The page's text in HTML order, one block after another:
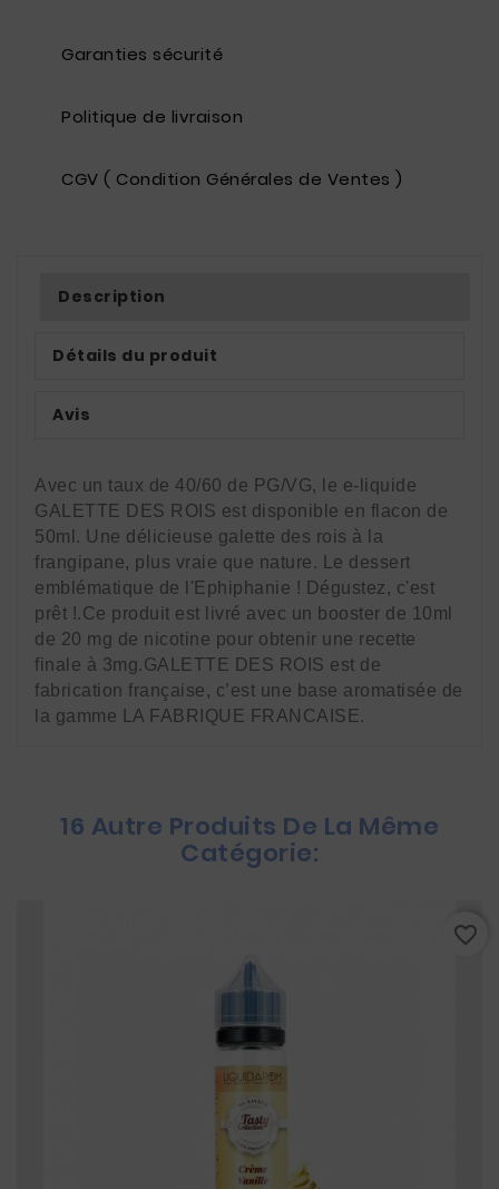
Garanties sécurité
Politique de livraison
CGV ( Condition Générales de Ventes )
Description
Détails du produit
Avis
Avec un taux de 40/60 de PG/VG, le e-liquide
GALETTE DES ROIS est disponible en flacon de
50ml. Une délicieuse galette des rois à la
frangipane, plus vraie que nature. Le dessert
emblématique de l'Ephiphanie ! Dégustez, c'est
prêt !.Ce produit est livré avec un booster de 10ml
de 20 mg de nicotine pour obtenir une recette
finale à 3mg.GALETTE DES ROIS est de
fabrication française, c’est une base aromatisée de
la gamme LA FABRIQUE FRANCAISE.
16 Autre Produits De La Même
Catégorie:
favorite_border